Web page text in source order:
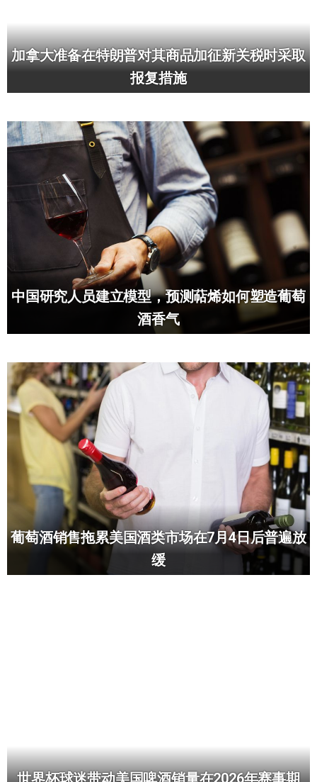
加拿大准备在特朗普对其商品加征新关税时采取
报复措施
中国研究人员建立模型，预测萜烯如何塑造葡萄
酒香气
葡萄酒销售拖累美国酒类市场在7月4日后普遍放
缓
世界杯球迷带动美国啤酒销量在2026年赛事期